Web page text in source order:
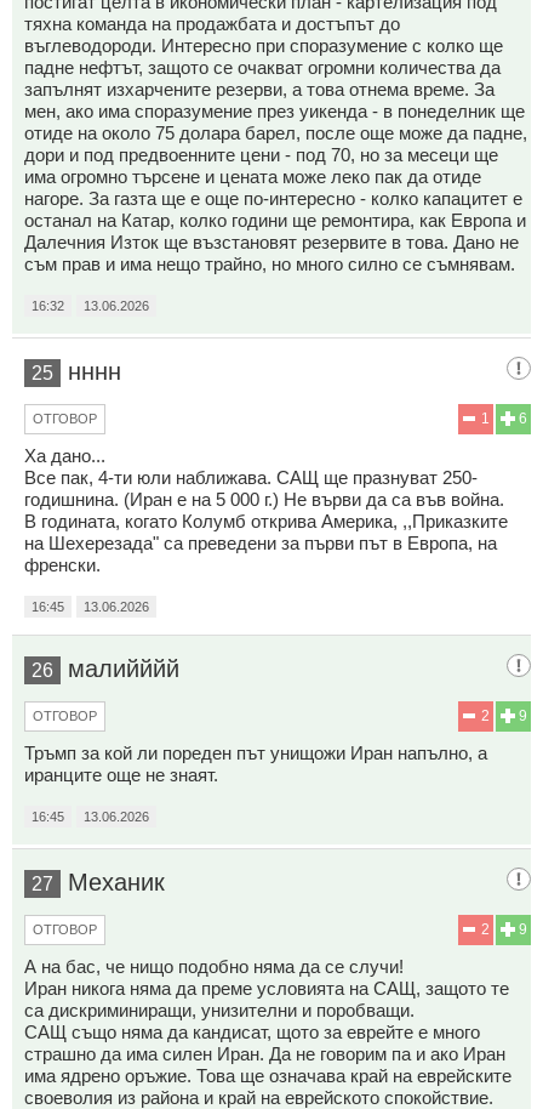
тяхна команда на продажбата и достъпът до
въглеводороди. Интересно при споразумение с колко ще
падне нефтът, защото се очакват огромни количества да
запълнят изхарчените резерви, а това отнема време. За
мен, ако има споразумение през уикенда - в понеделник ще
отиде на около 75 долара барел, после още може да падне,
дори и под предвоенните цени - под 70, но за месеци ще
има огромно търсене и цената може леко пак да отиде
нагоре. За газта ще е още по-интересно - колко капацитет е
останал на Катар, колко години ще ремонтира, как Европа и
Далечния Изток ще възстановят резервите в това. Дано не
съм прав и има нещо трайно, но много силно се съмнявам.
16:32 13.06.2026
25 нннн
6
1
ОТГОВОР
Ха дано...
Все пак, 4-ти юли наближава. САЩ ще празнуват 250-
годишнина. (Иран е на 5 000 г.) Не върви да са във война.
В годината, когато Колумб открива Америка, ,,Приказките
на Шехерезада" са преведени за първи път в Европа, на
френски.
16:45 13.06.2026
26 малийййй
9
2
ОТГОВОР
Тръмп за кой ли пореден път унищожи Иран напълно, а
иранците още не знаят.
16:45 13.06.2026
27 Механик
9
2
ОТГОВОР
А на бас, че нищо подобно няма да се случи!
Иран никога няма да преме условията на САЩ, защото те
са дискриминиращи, унизителни и поробващи.
САЩ също няма да кандисат, щото за еврейте е много
страшно да има силен Иран. Да не говорим па и ако Иран
има ядрено оръжие. Това ще означава край на еврейските
своеволия из района и край на еврейското спокойствие.